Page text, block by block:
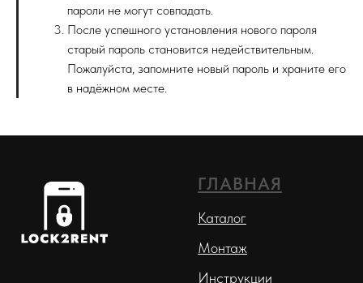
пароли не могут совпадать.
После успешного установления нового пароля
старый пароль становится недействительным.
Пожалуйста, запомните новый пароль и храните его
в надёжном месте.
ГЛАВНАЯ
Каталог
Монтаж
Инструкции